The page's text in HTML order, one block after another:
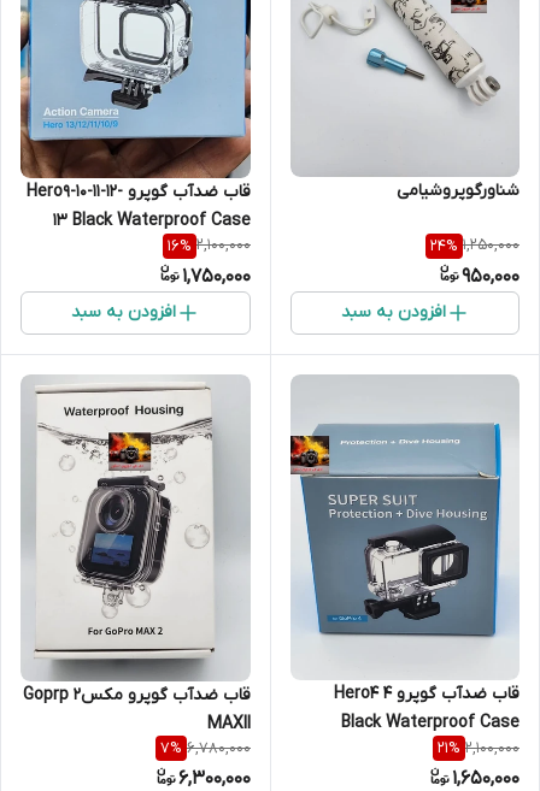
شناورگوپروشیامی
1,250,000
24%
950,000
افزودن به سبد
قاب ضدآب گوپرو Hero9-10-11-12-
13 Black Waterproof Case
2,100,000
16%
1,750,000
افزودن به سبد
قاب ضدآب گوپرو 4 Hero4
Black Waterproof Case
2,100,000
21%
1,650,000
قاب ضدآب گوپرو مکس2 Goprp
MAXII
6,780,000
7%
6,300,000